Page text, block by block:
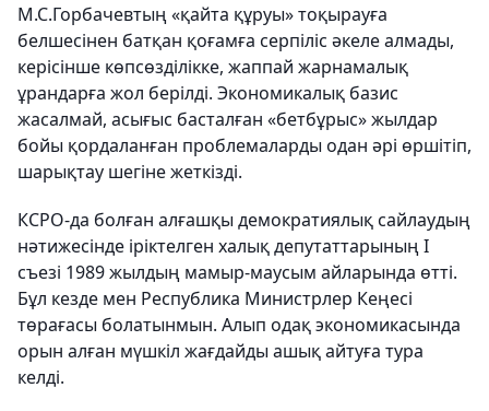
М.С.Горбачевтың «қайта құруы» тоқырауға
белшесінен батқан қоғамға серпіліс әкеле алмады,
керісінше көпсөзділікке, жаппай жарнамалық
ұрандарға жол берілді. Экономикалық базис
жасалмай, асығыс басталған «бетбұрыс» жылдар
бойы қордаланған проблемаларды одан әрі өршітіп,
шарықтау шегіне жеткізді.
КСРО-да болған алғашқы демократиялық сайлаудың
нәтижесінде іріктелген халық депутаттарының І
съезі 1989 жылдың мамыр-маусым айларында өтті.
Бұл кезде мен Республика Министрлер Кеңесі
төрағасы болатынмын. Алып одақ экономикасында
орын алған мүшкіл жағдайды ашық айтуға тура
келді.